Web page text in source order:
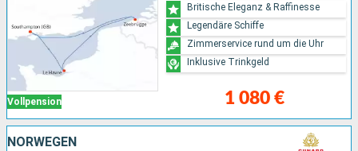
Vollpension 1 080 €
Britische Eleganz & Raffinesse
Legendäre Schiffe
Zimmerservice rund um die Uhr
Inklusive Trinkgeld
NORWEGEN